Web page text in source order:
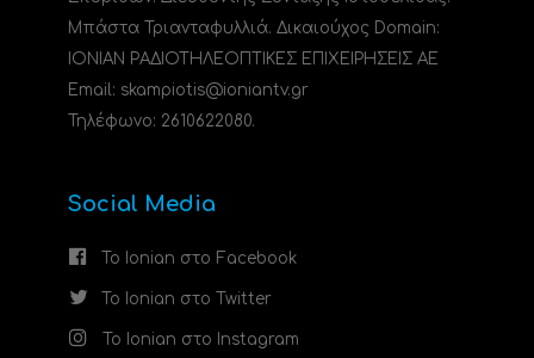
Μπάστα Τριανταφυλλιά. Δικαιούχος Domain:
ΙΟΝΙΑΝ ΡΑΔΙΟΤΗΛΕΟΠΤΙΚΕΣ ΕΠΙΧΕΙΡΗΣΕΙΣ ΑΕ
Email: skampiotis@ioniantv.gr
Τηλέφωνο: 2610622080.
Social Media
Το Ionian στο Facebook
Το Ionian στο Twitter
Το Ionian στο Instagram